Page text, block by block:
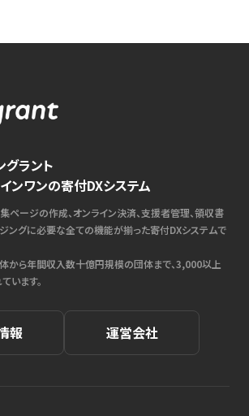
ラント
ンワンの寄付DXシステム
ページの作成、オンライン決済、支援者管理、領収書
ジングに必要な全ての機能が揃った寄付DXシステムで
から年間収入数十億円規模の団体まで、3,000以上
います。
報 運営会社